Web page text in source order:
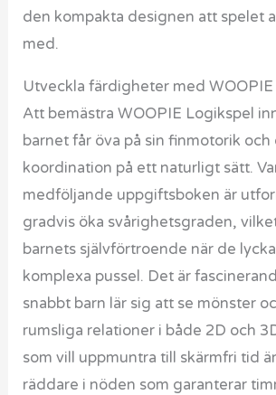
den kompakta designen att spelet
med.
Utveckla färdigheter med WOOPIE
Att bemästra WOOPIE Logikspel
barnet får öva på sin finmotorik
koordination på ett naturligt sätt.
medföljande uppgiftsboken är
gradvis öka svårighetsgraden,
barnets självförtroende när de
komplexa pussel. Det är
snabbt barn lär sig att se mönster
rumsliga relationer i både 2D och
som vill uppmuntra till skärmfri tid
räddare i nöden som garanterar